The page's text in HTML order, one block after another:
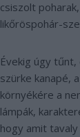
csiszolt
likőröspohár-
Évekig úgy
szürke kanapé,
környékére a
lámpák,
hogy amit